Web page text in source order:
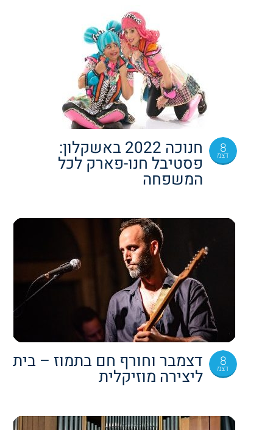
8
דצמ חנוכה 2022 באשקלון:
פסטיבל חנו-פארק לכל
המשפחה
8
דצמ דצמבר וחורף חם בתמוז – בית
ליצירה מוזיקלית